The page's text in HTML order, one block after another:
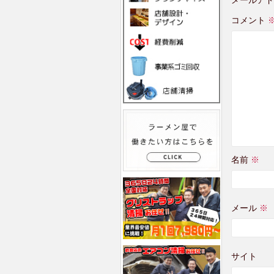
コメント
名前 ※
メール ※
サイト